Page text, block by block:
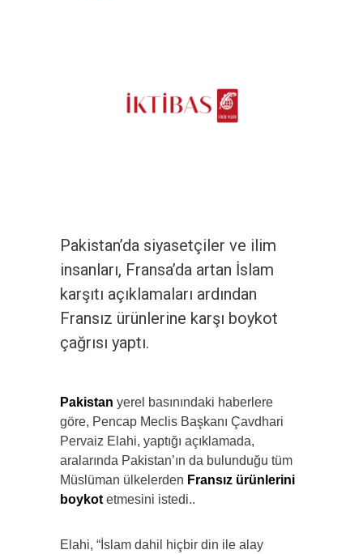
Pakistan’da siyasetçiler ve ilim
insanları, Fransa’da artan İslam
karşıtı açıklamaları ardından
Fransız ürünlerine karşı boykot
çağrısı yaptı.
Pakistan yerel basınındaki haberlere
göre, Pencap Meclis Başkanı Çavdhari
Pervaiz Elahi, yaptığı açıklamada,
aralarında Pakistan’ın da bulunduğu tüm
Müslüman ülkelerden Fransız ürünlerini
boykot etmesini istedi..
Elahi, “İslam dahil hiçbir din ile alay